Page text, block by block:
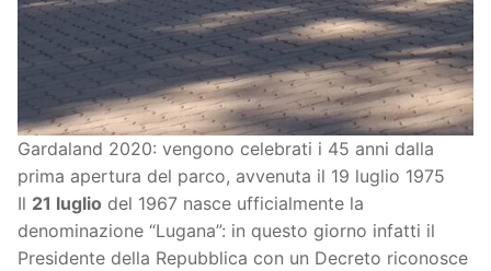
Gardaland 2020: vengono celebrati i 45 anni dalla
prima apertura del parco, avvenuta il 19 luglio 1975
Il 21 luglio del 1967 nasce ufficialmente la
denominazione “Lugana”: in questo giorno infatti il
Presidente della Repubblica con un Decreto riconosce